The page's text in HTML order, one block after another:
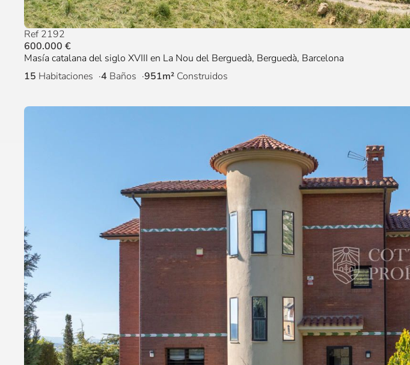
Ref 2192
600.000 €
Masía catalana del siglo XVIII en La Nou del Berguedà, Berguedà, Barcelona
15 Habitaciones 4 Baños 951m² Construidos